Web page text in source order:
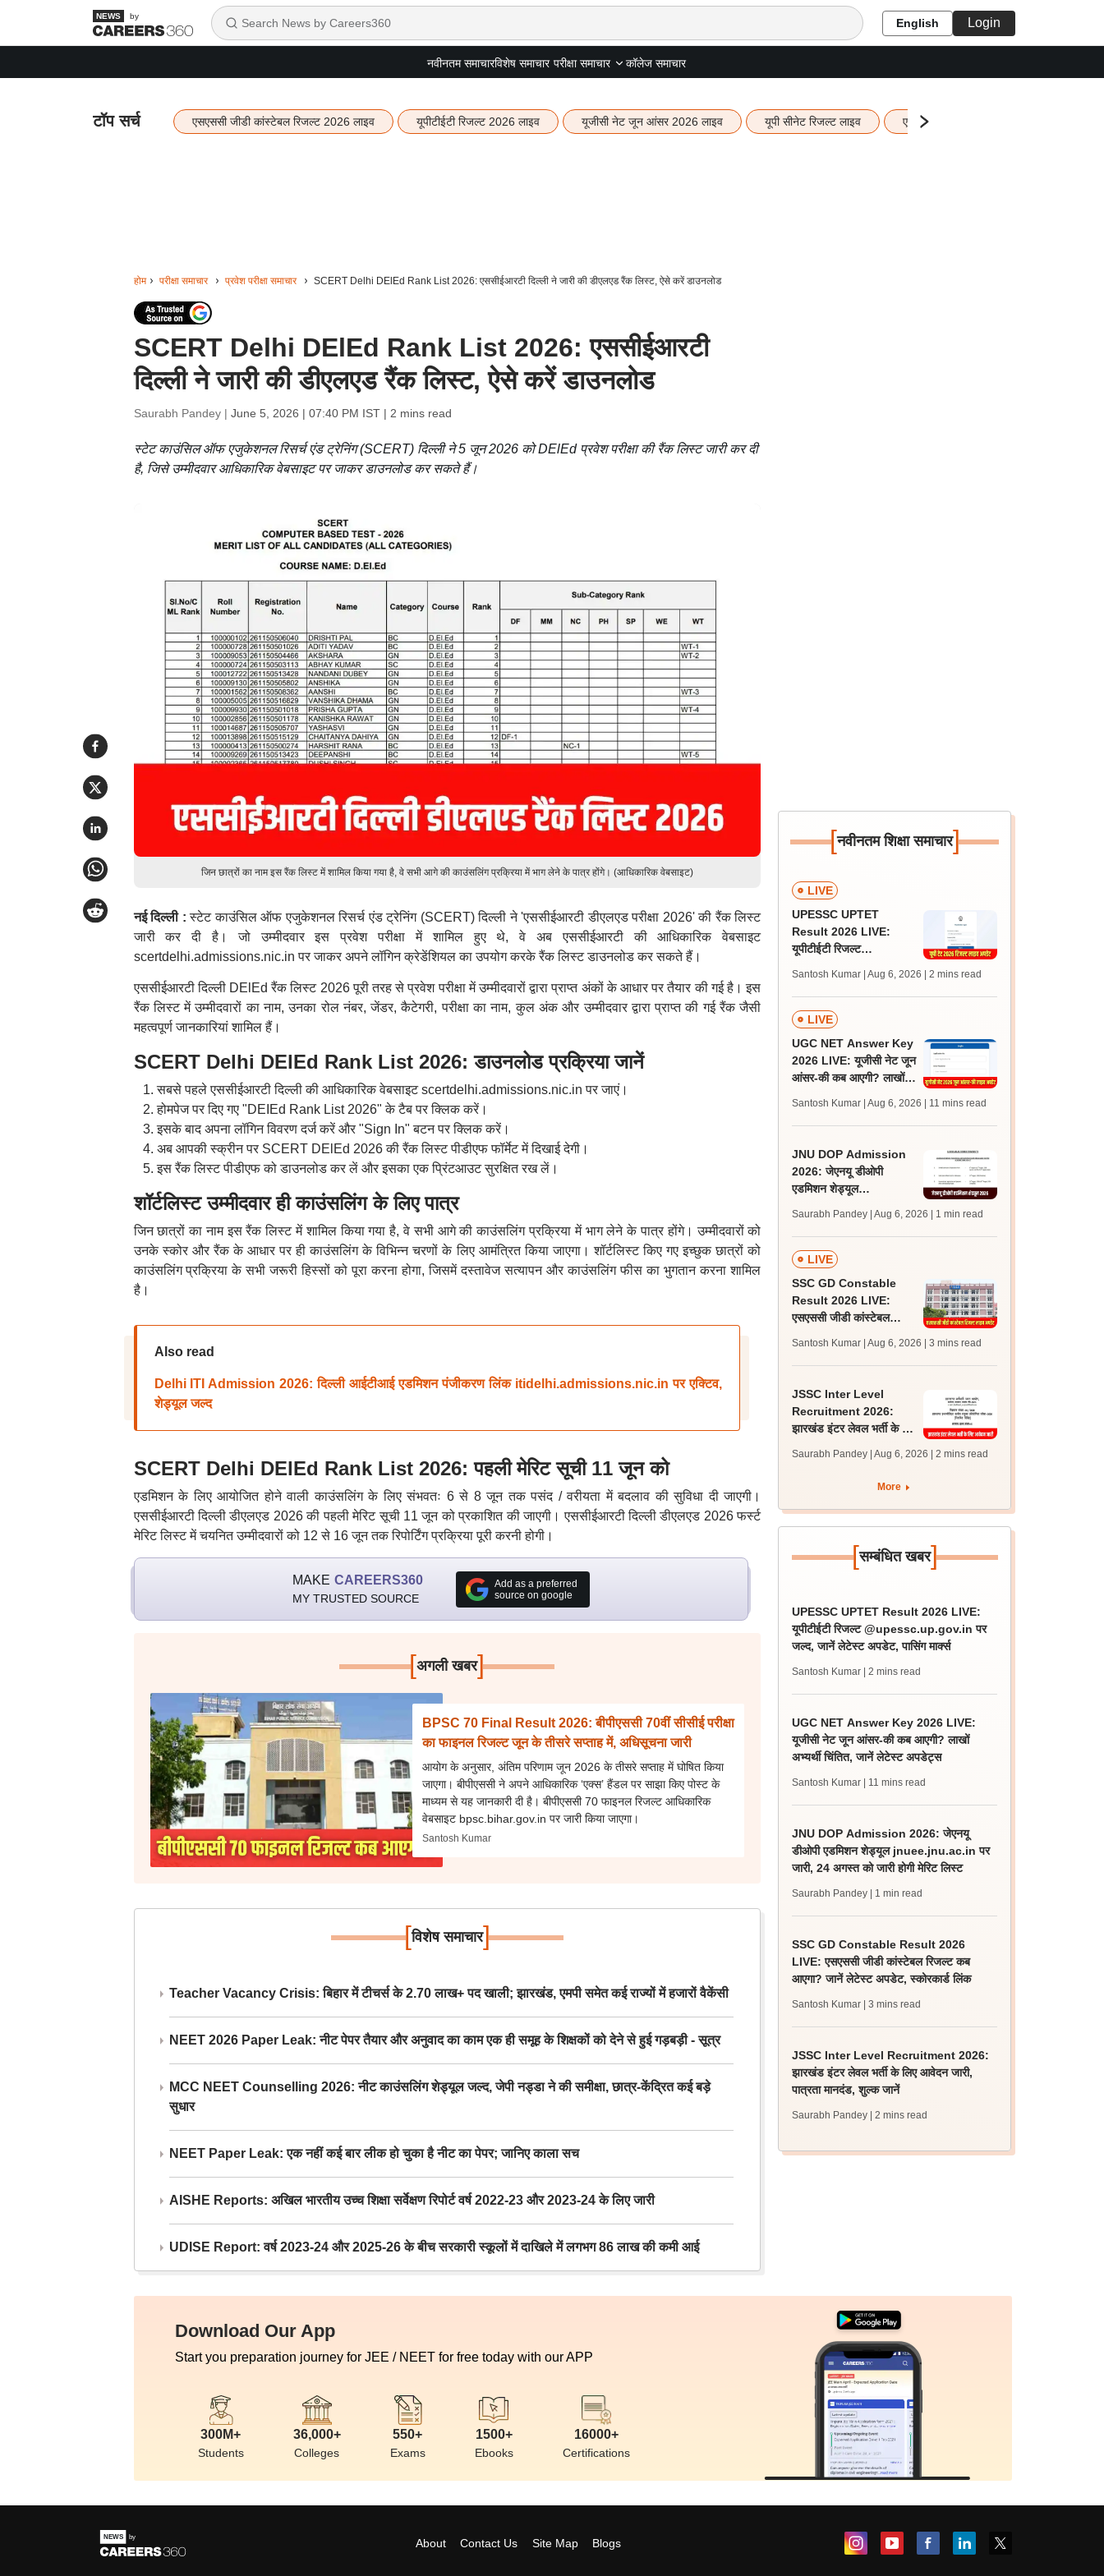
by English Login
नवीनतम समाचारविशेष समाचार परीक्षा समाचार कॉलेज समाचार
टॉप सर्च एसएससी जीडी कांस्टेबल रिजल्ट 2026 लाइव यूपीटीईटी रिजल्ट 2026 लाइव यूजीसी नेट जून आंसर 2026 लाइव यूपी सीनेट रिजल्ट लाइव एचबीएसई 12वीं का रिजल्ट लाइव
होम परीक्षा समाचार प्रवेश परीक्षा समाचार SCERT Delhi DElEd Rank List 2026: एससीईआरटी दिल्ली ने जारी की डीएलएड रैंक लिस्ट, ऐसे करें डाउनलोड
SCERT Delhi DElEd Rank List 2026: एससीईआरटी
दिल्ली ने जारी की डीएलएड रैंक लिस्ट, ऐसे करें डाउनलोड
Saurabh Pandey | June 5, 2026 | 07:40 PM IST| 2 mins read
स्टेट काउंसिल ऑफ एजुकेशनल रिसर्च एंड ट्रेनिंग (SCERT) दिल्ली ने 5 जून 2026 को DElEd प्रवेश परीक्षा की रैंक लिस्ट जारी कर दी
है, जिसे उम्मीदवार आधिकारिक वेबसाइट पर जाकर डाउनलोड कर सकते हैं।
जिन छात्रों का नाम इस रैंक लिस्ट में शामिल किया गया है, वे सभी आगे की काउंसलिंग प्रक्रिया में भाग लेने के पात्र होंगे। (आधिकारिक वेबसाइट)
नई दिल्ली : स्टेट काउंसिल ऑफ एजुकेशनल रिसर्च एंड ट्रेनिंग (SCERT) दिल्ली ने 'एससीईआरटी डीएलएड परीक्षा 2026' की रैंक लिस्ट
जारी कर दी है। जो उम्मीदवार इस प्रवेश परीक्षा में शामिल हुए थे, वे अब एससीईआरटी की आधिकारिक वेबसाइट
scertdelhi.admissions.nic.in पर जाकर अपने लॉगिन क्रेडेंशियल का उपयोग करके रैंक लिस्ट डाउनलोड कर सकते हैं।
एससीईआरटी दिल्ली DElEd रैंक लिस्ट 2026 पूरी तरह से प्रवेश परीक्षा में उम्मीदवारों द्वारा प्राप्त अंकों के आधार पर तैयार की गई है। इस
रैंक लिस्ट में उम्मीदवारों का नाम, उनका रोल नंबर, जेंडर, कैटेगरी, परीक्षा का नाम, कुल अंक और उम्मीदवार द्वारा प्राप्त की गई रैंक जैसी
महत्वपूर्ण जानकारियां शामिल हैं।
SCERT Delhi DElEd Rank List 2026: डाउनलोड प्रक्रिया जानें
सबसे पहले एससीईआरटी दिल्ली की आधिकारिक वेबसाइट scertdelhi.admissions.nic.in पर जाएं।
होमपेज पर दिए गए "DEIEd Rank List 2026" के टैब पर क्लिक करें।
इसके बाद अपना लॉगिन विवरण दर्ज करें और "Sign In" बटन पर क्लिक करें।
अब आपकी स्क्रीन पर SCERT DElEd 2026 की रैंक लिस्ट पीडीएफ फॉर्मेट में दिखाई देगी।
इस रैंक लिस्ट पीडीएफ को डाउनलोड कर लें और इसका एक प्रिंटआउट सुरक्षित रख लें।
शॉर्टलिस्ट उम्मीदवार ही काउंसलिंग के लिए पात्र
जिन छात्रों का नाम इस रैंक लिस्ट में शामिल किया गया है, वे सभी आगे की काउंसलिंग प्रक्रिया में भाग लेने के पात्र होंगे। उम्मीदवारों को
उनके स्कोर और रैंक के आधार पर ही काउंसलिंग के विभिन्न चरणों के लिए आमंत्रित किया जाएगा। शॉर्टलिस्ट किए गए इच्छुक छात्रों को
काउंसलिंग प्रक्रिया के सभी जरूरी हिस्सों को पूरा करना होगा, जिसमें दस्तावेज सत्यापन और काउंसलिंग फीस का भुगतान करना शामिल
है।
Also read
Delhi ITI Admission 2026: दिल्ली आईटीआई एडमिशन पंजीकरण लिंक itidelhi.admissions.nic.in पर एक्टिव,
शेड्यूल जल्द
SCERT Delhi DElEd Rank List 2026: पहली मेरिट सूची 11 जून को
एडमिशन के लिए आयोजित होने वाली काउंसलिंग के लिए संभवतः 6 से 8 जून तक पसंद / वरीयता में बदलाव की सुविधा दी जाएगी।
एससीईआरटी दिल्ली डीएलएड 2026 की पहली मेरिट सूची 11 जून को प्रकाशित की जाएगी। एससीईआरटी दिल्ली डीएलएड 2026 फर्स्ट
मेरिट लिस्ट में चयनित उम्मीदवारों को 12 से 16 जून तक रिपोर्टिंग प्रक्रिया पूरी करनी होगी।
MAKE CAREERS360
MY TRUSTED SOURCE
Add as a preferred
source on google
[अगली खबर]
BPSC 70 Final Result 2026: बीपीएससी 70वीं सीसीई परीक्षा
का फाइनल रिजल्ट जून के तीसरे सप्ताह में, अधिसूचना जारी
आयोग के अनुसार, अंतिम परिणाम जून 2026 के तीसरे सप्ताह में घोषित किया
जाएगा। बीपीएससी ने अपने आधिकारिक ‘एक्स’ हैंडल पर साझा किए पोस्ट के
माध्यम से यह जानकारी दी है। बीपीएससी 70 फाइनल रिजल्ट आधिकारिक
वेबसाइट bpsc.bihar.gov.in पर जारी किया जाएगा।
Santosh Kumar
[विशेष समाचार]
Teacher Vacancy Crisis: बिहार में टीचर्स के 2.70 लाख+ पद खाली; झारखंड, एमपी समेत कई राज्यों में हजारों वैकेंसी
NEET 2026 Paper Leak: नीट पेपर तैयार और अनुवाद का काम एक ही समूह के शिक्षकों को देने से हुई गड़बड़ी - सूत्र
MCC NEET Counselling 2026: नीट काउंसलिंग शेड्यूल जल्द, जेपी नड्डा ने की समीक्षा, छात्र-केंद्रित कई बड़े
सुधार
NEET Paper Leak: एक नहीं कई बार लीक हो चुका है नीट का पेपर; जानिए काला सच
AISHE Reports: अखिल भारतीय उच्च शिक्षा सर्वेक्षण रिपोर्ट वर्ष 2022-23 और 2023-24 के लिए जारी
UDISE Report: वर्ष 2023-24 और 2025-26 के बीच सरकारी स्कूलों में दाखिले में लगभग 86 लाख की कमी आई
[नवीनतम शिक्षा समाचार]
LIVE
UPESSC UPTET
Result 2026 LIVE:
यूपीटीईटी रिजल्ट
जल्द, जानें लेटेस्ट अपडेट,
पासिंग मार्क्स
Santosh Kumar | Aug 6, 2026 | 2 mins read
LIVE
UGC NET Answer Key
2026 LIVE: यूजीसी नेट जून
आंसर-की कब आएगी? लाखों
Santosh Kumar | Aug 6, 2026 | 11 mins read
JNU DOP Admission
2026: जेएनयू डीओपी
एडमिशन शेड्यूल
24 अगस्त को जारी होगी मेरिट
लिस्ट
Saurabh Pandey | Aug 6, 2026 | 1 min read
LIVE
SSC GD Constable
Result 2026 LIVE:
एसएससी जीडी कांस्टेबल
लेटेस्ट अपडेट, स्कोरकार्ड लिंक
Santosh Kumar | Aug 6, 2026 | 3 mins read
JSSC Inter Level
Recruitment 2026:
झारखंड इंटर लेवल भर्ती के लिए
Saurabh Pandey | Aug 6, 2026 | 2 mins read
More
[सम्बंधित खबर]
UPESSC UPTET Result 2026 LIVE:
यूपीटीईटी रिजल्ट @upessc.up.gov.in पर
जल्द, जानें लेटेस्ट अपडेट, पासिंग मार्क्स
Santosh Kumar | 2 mins read
UGC NET Answer Key 2026 LIVE:
यूजीसी नेट जून आंसर-की कब आएगी? लाखों
अभ्यर्थी चिंतित, जानें लेटेस्ट अपडेट्स
Santosh Kumar | 11 mins read
JNU DOP Admission 2026: जेएनयू
डीओपी एडमिशन शेड्यूल jnuee.jnu.ac.in पर
जारी, 24 अगस्त को जारी होगी मेरिट लिस्ट
Saurabh Pandey | 1 min read
SSC GD Constable Result 2026
LIVE: एसएससी जीडी कांस्टेबल रिजल्ट कब
आएगा? जानें लेटेस्ट अपडेट, स्कोरकार्ड लिंक
Santosh Kumar | 3 mins read
JSSC Inter Level Recruitment 2026:
झारखंड इंटर लेवल भर्ती के लिए आवेदन जारी,
पात्रता मानदंड, शुल्क जानें
Saurabh Pandey | 2 mins read
Download Our App
Start you preparation journey for JEE / NEET for free today with our APP
300M+
Students
36,000+
Colleges
550+
Exams
1500+
Ebooks
16000+
Certifications
About Contact Us Site Map Blogs